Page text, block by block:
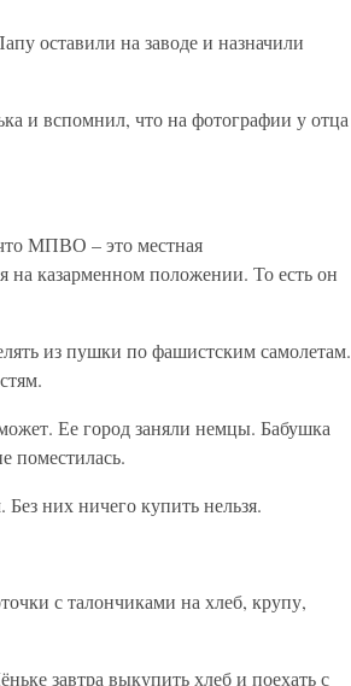
оставили на заводе и назначили
и вспомнил, что на фотографии у отца
МПВО – это местная
на казарменном положении. То есть он
из пушки по фашистским самолетам.
Ее город заняли немцы. Бабушка
поместилась.
них ничего купить нельзя.
с талончиками на хлеб, крупу,
завтра выкупить хлеб и поехать с